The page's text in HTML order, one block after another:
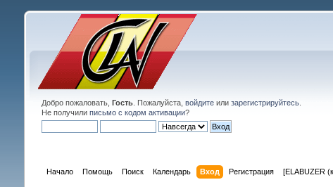
Добро пожаловать, Гость. Пожалуйста, войдитеили зарегистрируйтесь.
Не получили письмо с кодом активации?
Начало Помощь Поиск Календарь Вход Регистрация [ELABUZER